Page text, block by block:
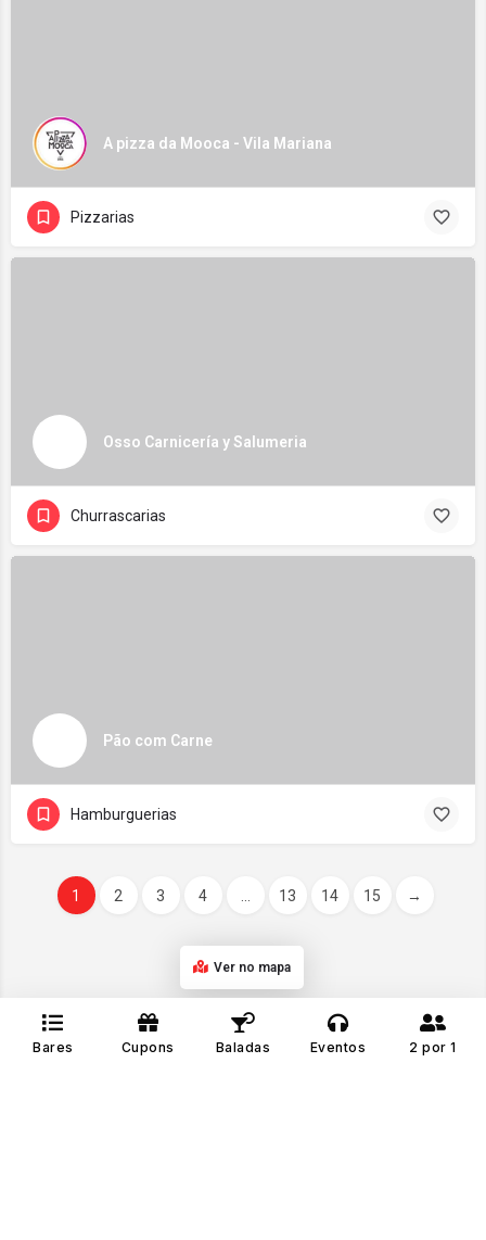
A pizza da Mooca - Vila Mariana
Pizzarias
Osso Carnicería y Salumeria
Churrascarias
Pão com Carne
Hamburguerias
1 2 3 4 13 14 15 →
Ver no mapa
Bares Cupons Baladas Eventos 2 por 1